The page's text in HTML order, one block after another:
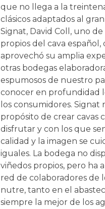
que no llega a la
clásicos adaptados al
Signat, David Coll, uno
propios del cava español,
aprovechó su amplia
otras bodegas
espumosos de nuestro
conocer en profundidad
los consumidores. Signat
propósito de crear cavas
disfrutar y con los que
calidad y la imagen se
iguales. La bodega no
viñedos propios, pero ha
red de colaboradores de
nutre, tanto en el
siempre la mejor de los